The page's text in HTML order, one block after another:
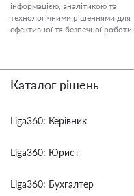
інформацією, аналітикою та
технологічними рішеннями для
ефективної та безпечної роботи.
Каталог рішень
Liga360: Керівник
Liga360: Юрист
Liga360: Бухгалтер